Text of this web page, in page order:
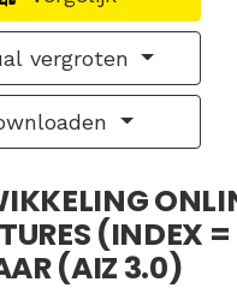
vergroten
(INDEX
(AIZ 3.0)